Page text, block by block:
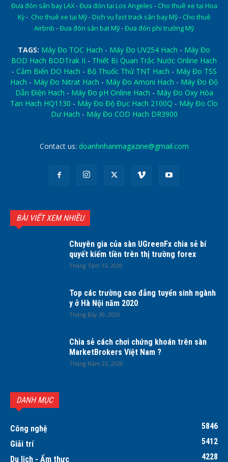
Đưa đón sân bay LAX-Đưa đón tại Los Angeles - Cho thuê xe tại Hoa
Kỳ- Cho thuê xe tại Mỹ- Dịch vụ fast track sân bay Mỹ- Cho thuê
Airbnb -Đưa đón sân bat Mỹ-Đưa đón phi trường Mỹ
TAGS: Máy Đo TOC Hach - Máy Đo UV254 Hach - Máy Đo
BOD Hach BODTrak II - Thiết Bị Quan Trắc Nước Online Hach
- Cảm Biến DO Hach - Bộ Thuốc Thử TNT Hach - Máy Đo TSS
Hach - Máy Đo Nitrat Hach - Máy Đo Amoni Hach - Máy Đo Độ
Dẫn Điện Hach - Máy Đo pH Online Hach - Máy Đo Oxy Hòa
Tan Hach HQ1130 - Máy Đo Độ Đục Hach 2100Q - Máy Đo Clo
Dư Hach - Máy Đo COD Hach DR3900
Contact us: doanhnhanmagazine@gmail.com
BÀI VIẾT XEM NHIỀU
Chuyên gia của sàn UGreenFx chia sẻ bí
quyết kiếm tiền trên thị trường forex
Tháng Tám 15, 2020
Top các trường cao đẳng tuyển sinh ngành
y ở Hà Nội năm 2020
Tháng Bảy 30, 2020
Chia sẻ cách chơi chứng khoán trên sàn
MarketBrokers Việt Nam ?
Tháng Năm 25, 2020
DANH MỤC
Công nghệ
5846
Giải trí
5412
Du lịch - Ẩm thực
4228